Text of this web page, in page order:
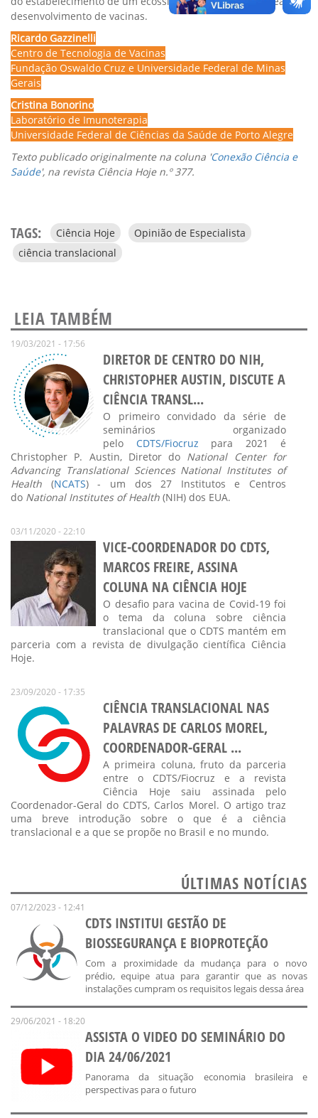
desenvolvimento de vacinas.
Ricardo Gazzinelli
Centro de Tecnologia de Vacinas
Fundação Oswaldo Cruz e Universidade Federal de Minas
Gerais
Cristina Bonorino
Laboratório de Imunoterapia
Universidade Federal de Ciências da Saúde de Porto Alegre
Texto publicado originalmente na coluna ' Conexão Ciência e
Saúde', na revista Ciência Hoje n.º 377.
TAGS: Ciência Hoje
Opinião de Especialista
ciência translacional
LEIA TAMBÉM
19/03/2021 - 17:56
DIRETOR DE CENTRO DO NIH,
CHRISTOPHER AUSTIN, DISCUTE A
CIÊNCIA TRANSL...
O primeiro convidado da série de
seminários organizado
pelo CDTS/Fiocruz para 2021 é
Christopher P. Austin, Diretor do National Center for
Advancing Translational Sciences National Institutes of
Health (NCATS) - um dos 27 Institutos e Centros
do National Institutes of Health (NIH) dos EUA.
03/11/2020 - 22:10
VICE-COORDENADOR DO CDTS,
MARCOS FREIRE, ASSINA
COLUNA NA CIÊNCIA HOJE
O desafio para vacina de Covid-19 foi
o tema da coluna sobre ciência
translacional que o CDTS mantém em
parceria com a revista de divulgação científica Ciência
Hoje.
23/09/2020 - 17:35
CIÊNCIA TRANSLACIONAL NAS
PALAVRAS DE CARLOS MOREL,
COORDENADOR-GERAL ...
A primeira coluna, fruto da parceria
entre o CDTS/Fiocruz e a revista
Ciência Hoje saiu assinada pelo
Coordenador-Geral do CDTS, Carlos Morel. O artigo traz
uma breve introdução sobre o que é a ciência
translacional e a que se propõe no Brasil e no mundo.
ÚLTIMAS NOTÍCIAS
07/12/2023 - 12:41
CDTS INSTITUI GESTÃO DE
BIOSSEGURANÇA E BIOPROTEÇÃO
Com a proximidade da mudança para o novo
prédio, equipe atua para garantir que as novas
instalações cumpram os requisitos legais dessa área
29/06/2021 - 18:20
ASSISTA O VIDEO DO SEMINÁRIO DO
DIA 24/06/2021
Panorama da situação economia brasileira e
perspectivas para o futuro